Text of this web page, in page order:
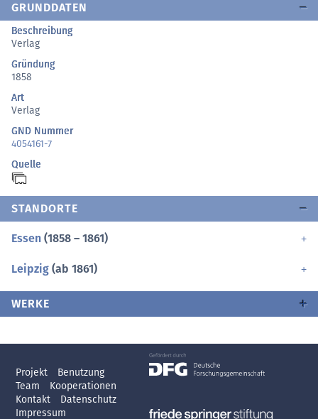
GRUNDDATEN
Beschreibung
Verlag
Gründung
1858
Art
Verlag
GND Nummer
4054161-7
Quelle
STANDORTE
Essen (1858 – 1861)
Leipzig (ab 1861)
WERKE
Projekt
Benutzung
Team
Kooperationen
Kontakt
Datenschutz
Impressum